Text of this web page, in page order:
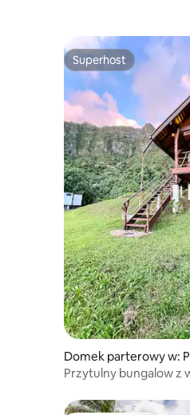
Superhost
Superhost
Domek parterowy w:
Przytulny bungalow z